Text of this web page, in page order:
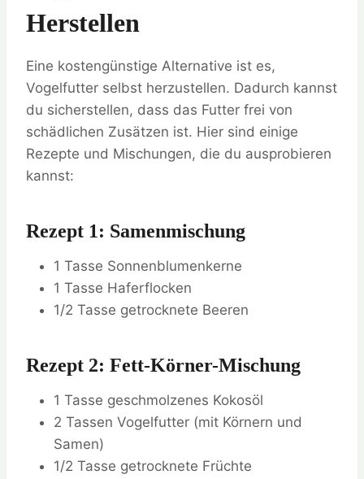
Herstellen
Eine kostengünstige Alternative ist es,
Vogelfutter selbst herzustellen. Dadurch kannst
du sicherstellen, dass das Futter frei von
schädlichen Zusätzen ist. Hier sind einige
Rezepte und Mischungen, die du ausprobieren
kannst:
Rezept 1: Samenmischung
1 Tasse Sonnenblumenkerne
1 Tasse Haferflocken
1/2 Tasse getrocknete Beeren
Rezept 2: Fett-Körner-Mischung
1 Tasse geschmolzenes Kokosöl
2 Tassen Vogelfutter (mit Körnern und
Samen)
1/2 Tasse getrocknete Früchte